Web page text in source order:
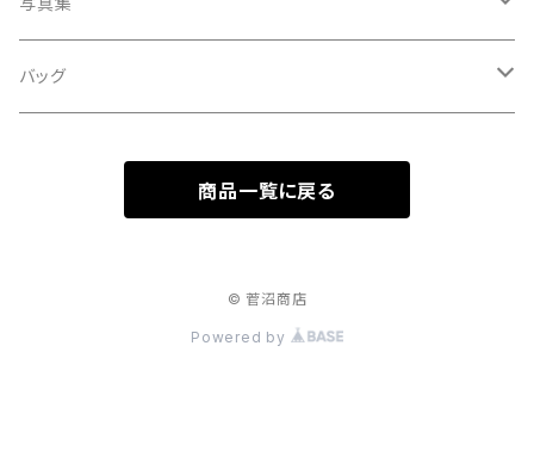
白露
秋分
５歳刻み写真集
バッグ
マルシェバッグ
商品一覧に戻る
© 菅沼商店
Powered by